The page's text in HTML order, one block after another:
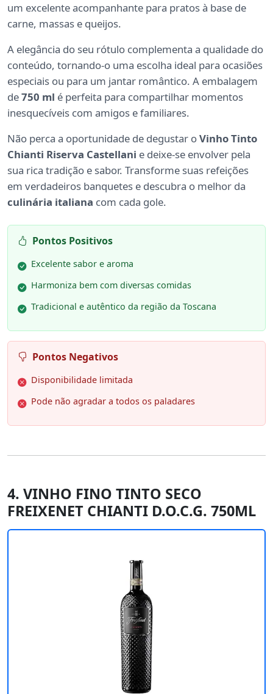
um excelente acompanhante para pratos à base de
carne, massas e queijos.
A elegância do seu rótulo complementa a qualidade do
conteúdo, tornando-o uma escolha ideal para ocasiões
especiais ou para um jantar romântico. A embalagem
de750 ml é perfeita para compartilhar momentos
inesquecíveis com amigos e familiares.
Não perca a oportunidade de degustar oVinho Tinto
Chianti Riserva Castellani e deixe-se envolver pela
sua rica tradição e sabor. Transforme suas refeições
em verdadeiros banquetes e descubra o melhor da
culinária italiana com cada gole.
Pontos Positivos
Excelente sabor e aroma
Harmoniza bem com diversas comidas
Tradicional e autêntico da região da Toscana
Pontos Negativos
Disponibilidade limitada
Pode não agradar a todos os paladares
4. VINHO FINO TINTO SECO
FREIXENET CHIANTI D.O.C.G. 750ML